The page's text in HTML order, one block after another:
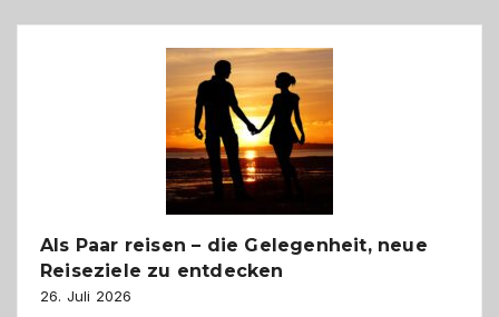
Als Paar reisen – die Gelegenheit, neue
Reiseziele zu entdecken
26. Juli 2026